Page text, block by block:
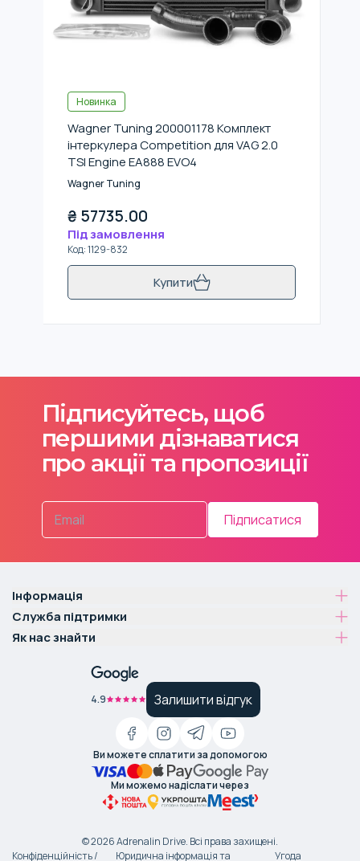
Новинка
Wagner Tuning 200001178 Комплект
інтеркулера Competition для VAG 2.0
TSI Engine EA888 EVO4
Wagner Tuning
₴ 57735.00
Під замовлення
Код:1129-832
Купити
Підписуйтесь, щоб
першими дізнаватися
про акції та пропозиції
Підписатися
Інформація
Служба підтримки
Як нас знайти
4.9 Залишити відгук
Ви можете сплатити за допомогою
Ми можемо надіслати через
©2026Adrenalin Drive. Всі права захищені.
Конфіденційність /
Юридична інформація та Угода